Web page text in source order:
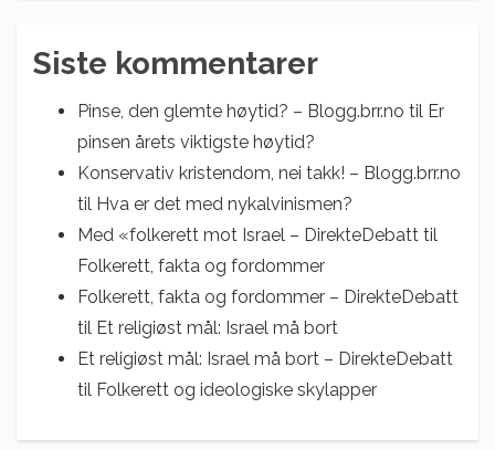
Siste kommentarer
Pinse, den glemte høytid? – Blogg.brr.no til Er
pinsen årets viktigste høytid?
Konservativ kristendom, nei takk! – Blogg.brr.no
til Hva er det med nykalvinismen?
Med «folkerett mot Israel – DirekteDebatt til
Folkerett, fakta og fordommer
Folkerett, fakta og fordommer – DirekteDebatt
til Et religiøst mål: Israel må bort
Et religiøst mål: Israel må bort – DirekteDebatt
til Folkerett og ideologiske skylapper